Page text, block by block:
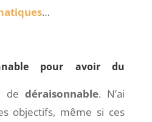
…
pour avoir du
dedéraisonnable. N’ai
objectifs, même si ces